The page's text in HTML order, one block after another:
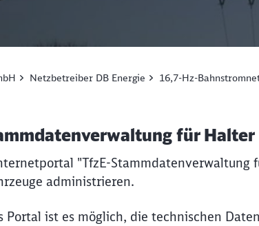
Netzbetreiber DB Energie 16,7-Hz-
für Halter
"TfzE-Stammdatenverwaltung
administrieren.
Portal ist es möglich, die technischen